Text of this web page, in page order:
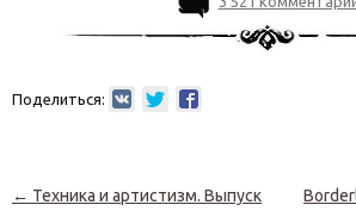
Поделиться:
Навигация по записям
← Техника и артистизм. Выпуск